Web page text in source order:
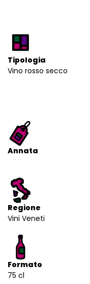
Tipologia
Vino rosso secco
Annata
Regione
Vini Veneti
Formato
75 cl